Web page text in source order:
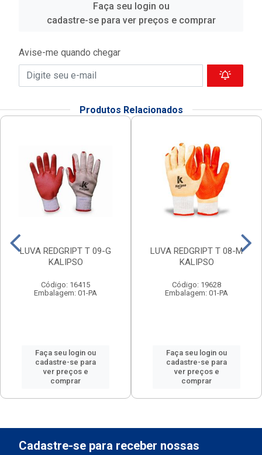
Faça seu login ou
cadastre-se para ver preços e comprar
Avise-me quando chegar
Produtos Relacionados
LUVA REDGRIPT T 09-G
KALIPSO
Código: 16415
Embalagem: 01-PA
Faça seu login ou
cadastre-se para
ver preços e
comprar
LUVA REDGRIPT T 08-M
KALIPSO
Código: 19628
Embalagem: 01-PA
Faça seu login ou
cadastre-se para
ver preços e
comprar
Cadastre-se para receber nossas